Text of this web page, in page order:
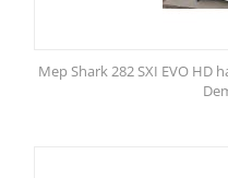
Mep Shark 282 SXI EVO HD